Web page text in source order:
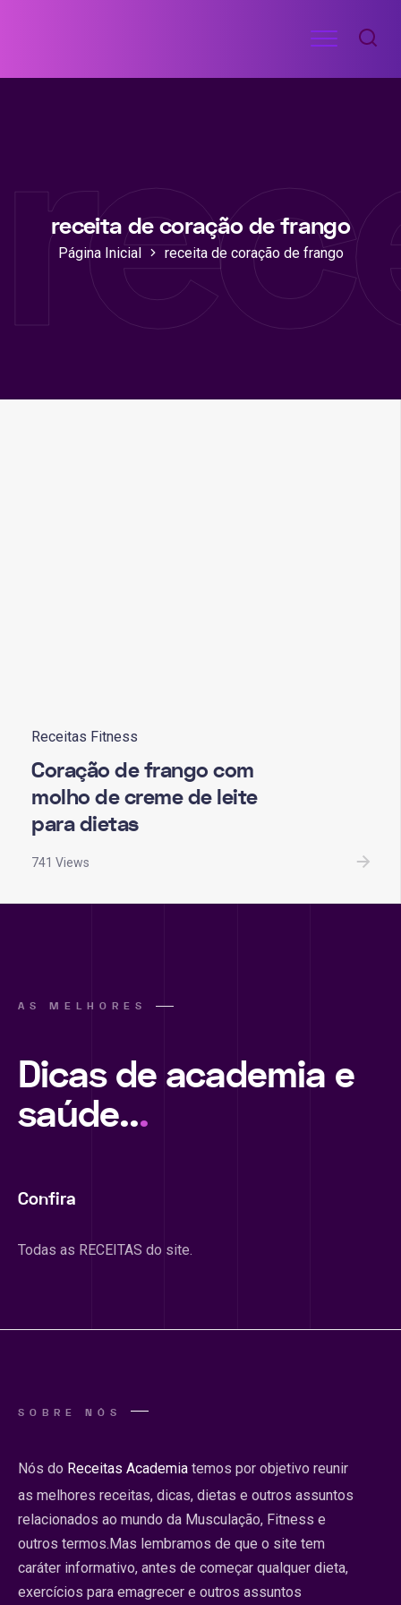
conteúdo
RECEITAS
ACADEMIA
Menu
receita de coração de frango
Página Inicial receita de coração de frango
Receitas Fitness
Coração de frango com
molho de creme de leite
para dietas
741 Views
AS MELHORES
Dicas de academia e
saúde...
Confira
Todas as RECEITAS do site.
SOBRE NÓS
Nós do Receitas Academia temos por objetivo reunir
as melhores receitas, dicas, dietas e outros assuntos
relacionados ao mundo da Musculação, Fitness e
outros termos.Mas lembramos de que o site tem
caráter informativo, antes de começar qualquer dieta,
exercícios para emagrecer e outros assuntos